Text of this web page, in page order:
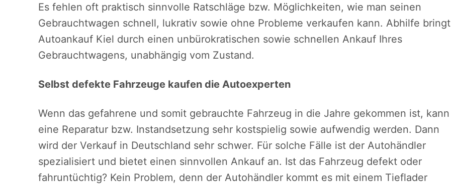
Es fehlen oft praktisch sinnvolle Ratschläge bzw. Möglichkeiten, wie man seinen
Gebrauchtwagen schnell, lukrativ sowie ohne Probleme verkaufen kann. Abhilfe bringt
Autoankauf Kiel durch einen unbürokratischen sowie schnellen Ankauf Ihres
Gebrauchtwagens, unabhängig vom Zustand.
Selbst defekte Fahrzeuge kaufen die Autoexperten
Wenn das gefahrene und somit gebrauchte Fahrzeug in die Jahre gekommen ist, kann
eine Reparatur bzw. Instandsetzung sehr kostspielig sowie aufwendig werden. Dann
wird der Verkauf in Deutschland sehr schwer. Für solche Fälle ist der Autohändler
spezialisiert und bietet einen sinnvollen Ankauf an. Ist das Fahrzeug defekt oder
fahruntüchtig? Kein Problem, denn der Autohändler kommt es mit einem Tieflader